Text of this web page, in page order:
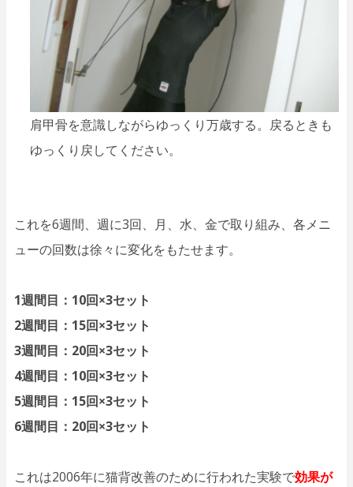
肩甲骨を意識しながらゆっくり万歳する。戻るときも
ゆっくり戻してください。
これを6週間、週に3回、月、水、金で取り組み、各メニ
ューの回数は徐々に変化をもたせます。
1週間目：10回×3セット
2週間目：15回×3セット
3週間目：20回×3セット
4週間目：10回×3セット
5週間目：15回×3セット
6週間目：20回×3セット
これは2006年に猫背改善のために行われた実験で効果が